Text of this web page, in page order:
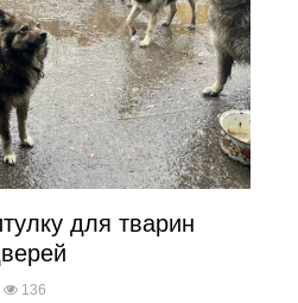
для тварин
136